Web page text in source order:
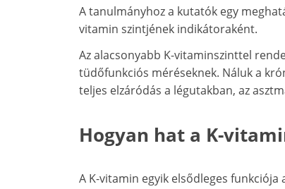
A tanulmányhoz a kutatók egy
vitamin szintjének indikátoraként.
Az alacsonyabb K-vitaminszinttel
tüdőfunkciós méréseknek. Náluk a
teljes elzáródás a légutakban, az
Hogyan hat a K-
A K-vitamin egyik elsődleges